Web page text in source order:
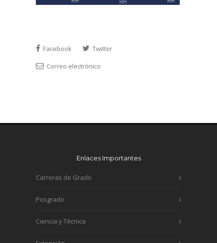
Facebook
Twitter
Correo electrónico
Enlaces Importantes
Carreras de Grado
Posgrado
Ciencia y Técnica